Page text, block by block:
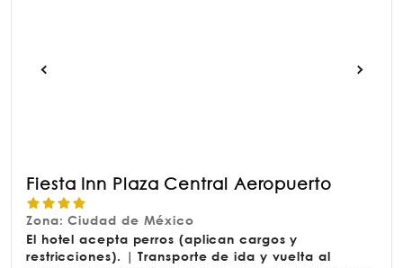
Fiesta Inn Plaza Central Aeropuerto
Zona: Ciudad de México
El hotel acepta perros (aplican cargos y
restricciones). | Transporte de ida y vuelta al